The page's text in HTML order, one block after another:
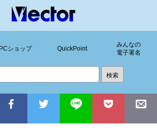
PCショップ QuickPoint
みんなの
電子署名